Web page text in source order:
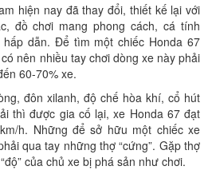
hiện nay đã thay đổi, thiết kế lại với
đồ chơi mang phong cách, cá tính
dẫn. Để tìm một chiếc Honda 67
nên nhiều tay chơi dòng xe này phải
60-70% xe.
đôn xilanh, độ chế hòa khí, cổ hút
thì được gia cố lại, xe Honda 67 đạt
h. Những để sở hữu một chiếc xe
qua tay những thợ “cứng”. Gặp thợ
của chủ xe bị phá sản như chơi.